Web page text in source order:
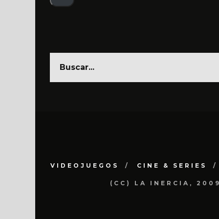
VIDEOJUEGOS CINE & SERIES
(CC) LA INERCIA,